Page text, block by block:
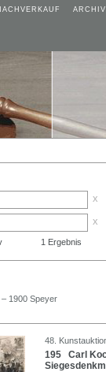
ARCHIV
x
x
1 Ergebnis
1900 Speyer
48.
195 Carl